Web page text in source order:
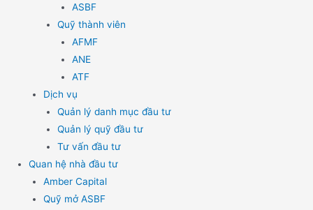
ASBF
Quỹ thành viên
AFMF
ANE
ATF
Dịch vụ
Quản lý danh mục đầu tư
Quản lý quỹ đầu tư
Tư vấn đầu tư
Quan hệ nhà đầu tư
Amber Capital
Quỹ mở ASBF